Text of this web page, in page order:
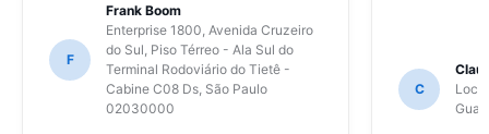
F
Frank Boom
Enterprise 1800, Avenida Cruzeiro
do Sul, Piso Térreo - Ala Sul do
Terminal Rodoviário do Tietê -
Cabine C08 Ds, São Paulo
02030000
C